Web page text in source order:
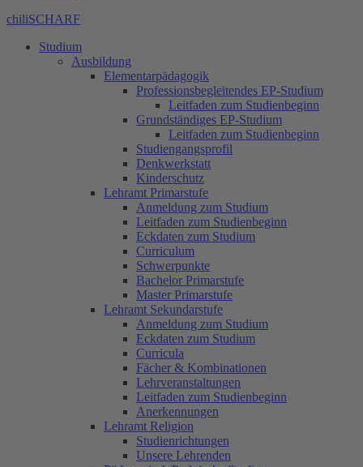
chiliSCHARF
Studium
Ausbildung
Elementarpädagogik
Professionsbegleitendes EP-Studium
Leitfaden zum Studienbeginn
Grundständiges EP-Studium
Leitfaden zum Studienbeginn
Studiengangsprofil
Denkwerkstatt
Kinderschutz
Lehramt Primarstufe
Anmeldung zum Studium
Leitfaden zum Studienbeginn
Eckdaten zum Studium
Curriculum
Schwerpunkte
Bachelor Primarstufe
Master Primarstufe
Lehramt Sekundarstufe
Anmeldung zum Studium
Eckdaten zum Studium
Curricula
Fächer & Kombinationen
Lehrveranstaltungen
Leitfaden zum Studienbeginn
Anerkennungen
Lehramt Religion
Studienrichtungen
Unsere Lehrenden